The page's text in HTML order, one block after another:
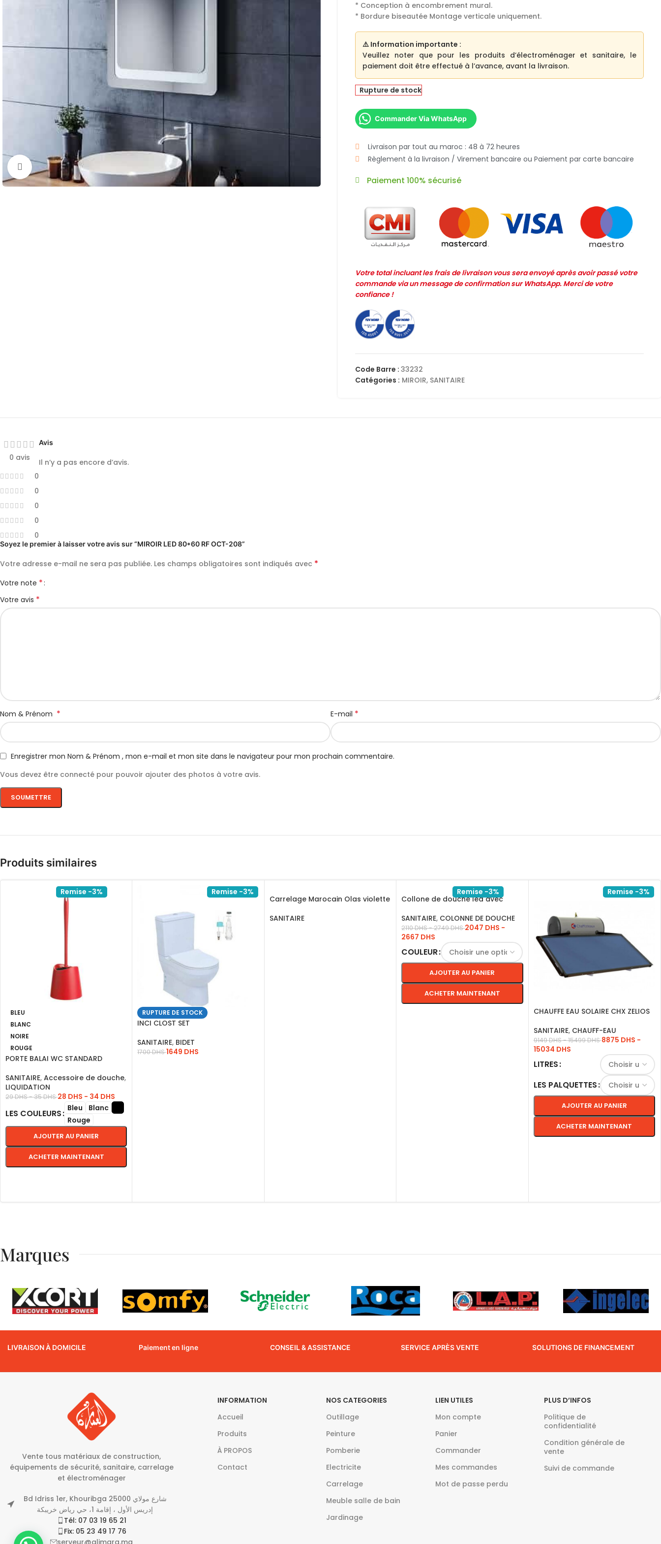
Cliquez pour agrandir
* Conception à encombrement mural.
* Bordure biseautée Montage verticale uniquement.
⚠️ Information importante :
Veuillez noter que pour les produits d’électroménager et sanitaire, le
paiement doit être effectué à l’avance, avant la livraison.
Rupture de stock
Commander Via WhatsApp
Livraison par tout au maroc : 48 à 72 heures
Règlement à la livraison / Virement bancaire ou Paiement par carte bancaire
Paiement 100% sécurisé
Votre total incluant les frais de livraison vous sera envoyé après avoir passé votre
commande via un message de confirmation sur WhatsApp. Merci de votre
confiance !
Code Barre : 33232
Catégories : MIROIR, SANITAIRE
0 avis
0
0
0
0
0
Avis
Il n’y a pas encore d’avis.
Soyez le premier à laisser votre avis sur “MIROIR LED 80*60 RF OCT-208”
Votre adresse e-mail ne sera pas publiée. Les champs obligatoires sont indiqués avec *
Votre note *
Votre avis *
Nom & Prénom * E-mail *
Enregistrer mon Nom & Prénom , mon e-mail et mon site dans le navigateur pour mon prochain commentaire.
Vous devez être connecté pour pouvoir ajouter des photos à votre avis.
Produits similaires
Remise -3%
BLEU
BLANC
NOIRE
ROUGE
PORTE BALAI WC STANDARD
SANITAIRE, Accessoire de douche,
LIQUIDATION
29DHS-35DHS 28 DHS - 34 DHS
LES COULEURS
Bleu
Blanc
Rouge
AJOUTER AU PANIER
ACHETER MAINTENANT
Remise -3%
RUPTURE DE STOCK
INCI CLOST SET
SANITAIRE, BIDET
1700DHS1649 DHS
Carrelage Marocain Olas violette
SANITAIRE
Remise -3%
Collone de douche led avec
SANITAIRE, COLONNE DE DOUCHE
2110DHS-2749DHS 2047 DHS -
2667 DHS
COULEUR
AJOUTER AU PANIER
ACHETER MAINTENANT
Remise -3%
CHAUFFE EAU SOLAIRE CHX ZELIOS
SANITAIRE, CHAUFF-EAU
9149DHS-15499DHS8875 DHS -
15034 DHS
LITRES
LES PALQUETTES
AJOUTER AU PANIER
ACHETER MAINTENANT
Marques
LIVRAISON À DOMICILE Paiement en ligne CONSEIL & ASSISTANCE SERVICE APRÈS VENTE SOLUTIONS DE FINANCEMENT
Vente tous matériaux de construction,
équipements de sécurité, sanitaire, carrelage
et électroménager
Bd Idriss 1er, Khouribga 25000 شارع مولاي
إدريس الأول ، إقامة 1، حي رياض خريبكة
Tél: 07 03 19 65 21
Fix: 05 23 49 17 76
INFORMATION
Accueil
Produits
À PROPOS
Contact
NOS CATEGORIES
Outillage
Peinture
Pomberie
Electricite
Carrelage
Meuble salle de bain
Jardinage
LIEN UTILES
Mon compte
Panier
Commander
Mes commandes
Mot de passe perdu
PLUS D’INFOS
Politique de
confidentialité
Condition générale de
vente
Suivi de commande